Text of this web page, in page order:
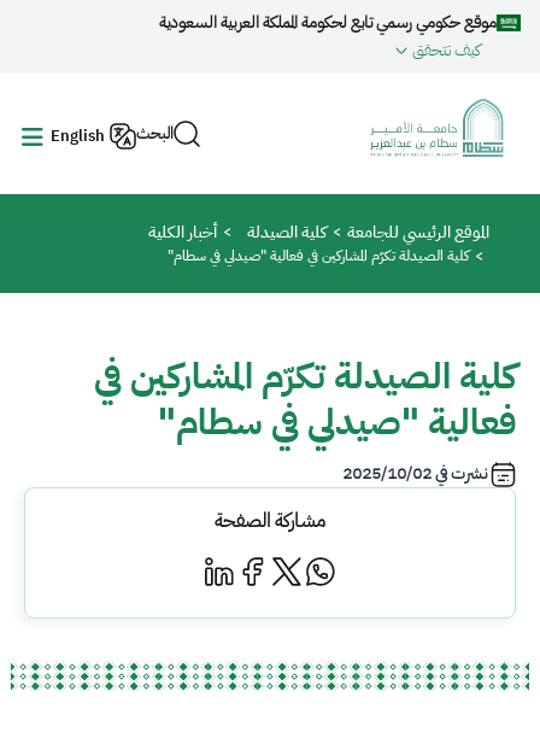
تجاوز إلى المحتوى الرئيسي
موقع حكومي رسمي تابع لحكومة المملكة العربية السعودية
كيف تتحقق
البحث English
مسار التنقل
الموقع الرئيسي للجامعة كلية الصيدلة أخبار الكلية
كلية الصيدلة تكرّم المشاركين في فعالية "صيدلي في سطام"
كلية الصيدلة تكرّم المشاركين في
فعالية "صيدلي في سطام"
نشرت في2025/10/02
مشاركة الصفحة